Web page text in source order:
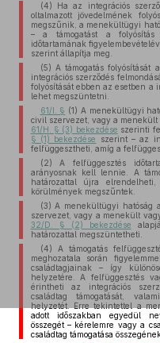
(4) Ha az integrációs
oltalmazott jövedelmének
megszűnik, a menekültügyi
– a támogatást a folyósítás
időtartamának
szerint állapítja meg.
(5) A támogatás folyósítását
integrációs szerződés
folyósítását ebben az esetben a
lehet megszüntetni.
61/I. § (1) A menekültügyi
civil szervezet, vagy a menekült
61/H. § (3) bekezdése szerinti
§ (1) bekezdése
szerint – az
felfüggesztheti, amíg a
(2) A felfüggesztés
arányosnak kell lennie. A
határozattal újra
körülmények megszűntek.
(3) A menekültügyi hatóság
szervezet, vagy a menekült
32/D. § (2) bekezdése
határozattal megszüntetheti.
(4) A támogatás
meghozatala során
családtagjainak – így
helyzetére. A felfüggesztés
érintheti az integrációs
családtag támogatását,
helyzetét. Erre tekintettel a
adott időszakban egyedül
összegét – kérelemre vagy a
családtag támogatása